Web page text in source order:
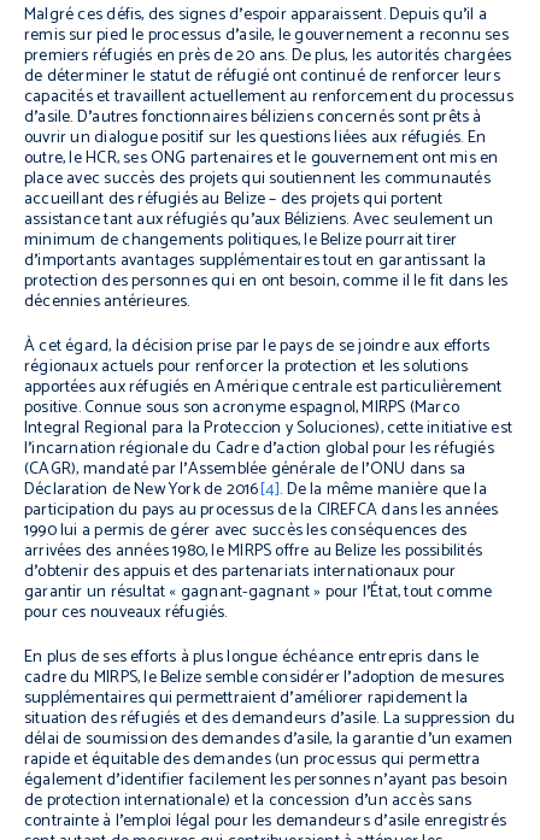
Malgré ces défis, des signes d’espoir apparaissent. Depuis qu’il a
remis sur pied le processus d’asile, le gouvernement a reconnu ses
premiers réfugiés en près de 20 ans. De plus, les autorités chargées
de déterminer le statut de réfugié ont continué de renforcer leurs
capacités et travaillent actuellement au renforcement du processus
d’asile. D’autres fonctionnaires béliziens concernés sont prêts à
ouvrir un dialogue positif sur les questions liées aux réfugiés. En
outre, le HCR, ses ONG partenaires et le gouvernement ont mis en
place avec succès des projets qui soutiennent les communautés
accueillant des réfugiés au Belize – des projets qui portent
assistance tant aux réfugiés qu’aux Béliziens. Avec seulement un
minimum de changements politiques, le Belize pourrait tirer
d’importants avantages supplémentaires tout en garantissant la
protection des personnes qui en ont besoin, comme il le fit dans les
décennies antérieures.
À cet égard, la décision prise par le pays de se joindre aux efforts
régionaux actuels pour renforcer la protection et les solutions
apportées aux réfugiés en Amérique centrale est particulièrement
positive. Connue sous son acronyme espagnol, MIRPS (Marco
Integral Regional para la Proteccion y Soluciones), cette initiative est
l’incarnation régionale du Cadre d’action global pour les réfugiés
(CAGR), mandaté par l’Assemblée générale de l’ONU dans sa
Déclaration de New York de 2016[4]. De la même manière que la
participation du pays au processus de la CIREFCA dans les années
1990 lui a permis de gérer avec succès les conséquences des
arrivées des années 1980, le MIRPS offre au Belize les possibilités
d’obtenir des appuis et des partenariats internationaux pour
garantir un résultat « gagnant-gagnant » pour l’État, tout comme
pour ces nouveaux réfugiés.
En plus de ses efforts à plus longue échéance entrepris dans le
cadre du MIRPS, le Belize semble considérer l’adoption de mesures
supplémentaires qui permettraient d’améliorer rapidement la
situation des réfugiés et des demandeurs d’asile. La suppression du
délai de soumission des demandes d’asile, la garantie d’un examen
rapide et équitable des demandes (un processus qui permettra
également d’identifier facilement les personnes n’ayant pas besoin
de protection internationale) et la concession d’un accès sans
contrainte à l’emploi légal pour les demandeurs d’asile enregistrés